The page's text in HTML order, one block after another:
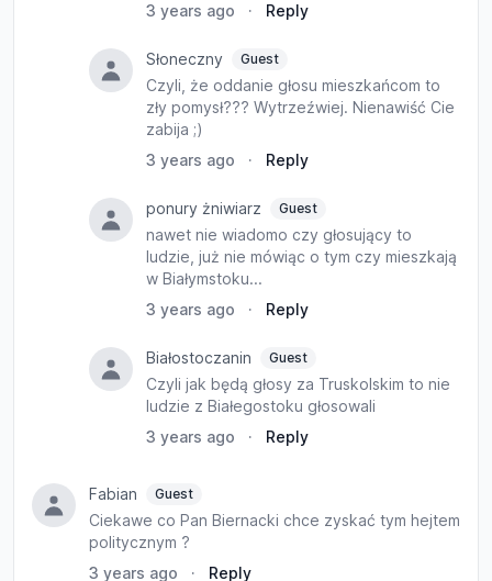
3 years ago
· Reply
Słoneczny Guest
Czyli, że oddanie głosu mieszkańcom to
zły pomysł??? Wytrzeźwiej. Nienawiść Cie
zabija ;)
3 years ago
· Reply
ponury żniwiarz Guest
nawet nie wiadomo czy głosujący to
ludzie, już nie mówiąc o tym czy mieszkają
w Białymstoku...
3 years ago
· Reply
Białostoczanin Guest
Czyli jak będą głosy za Truskolskim to nie
ludzie z Białegostoku głosowali
3 years ago
· Reply
Fabian Guest
Ciekawe co Pan Biernacki chce zyskać tym hejtem
politycznym ?
3 years ago
· Reply